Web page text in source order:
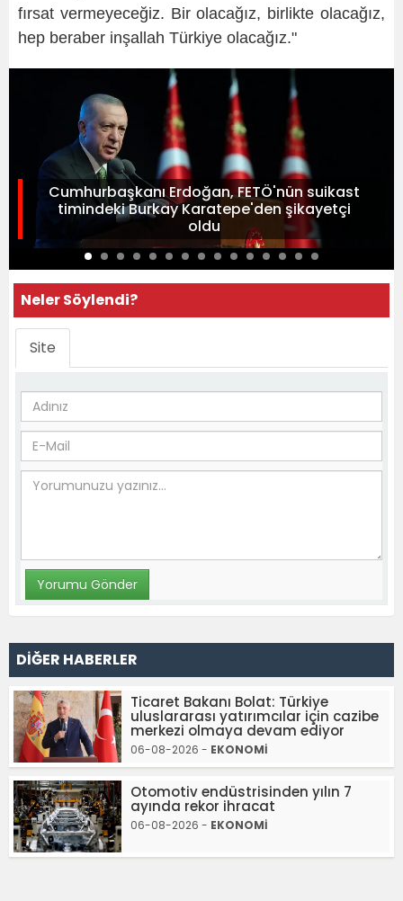
fırsat vermeyeceğiz. Bir olacağız, birlikte olacağız,
hep beraber inşallah Türkiye olacağız."
Cumhurbaşkanı Erdoğan, FETÖ'nün suikast
timindeki Burkay Karatepe'den şikayetçi
oldu
Neler Söylendi?
Site
DİĞER HABERLER
Ticaret Bakanı Bolat: Türkiye
uluslararası yatırımcılar için cazibe
merkezi olmaya devam ediyor
06-08-2026 - EKONOMİ
Otomotiv endüstrisinden yılın 7
ayında rekor ihracat
06-08-2026 - EKONOMİ